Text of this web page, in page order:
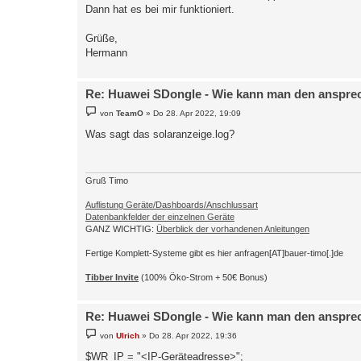
Dann hat es bei mir funktioniert.
Grüße,
Hermann
Re: Huawei SDongle - Wie kann man den
e
t
vonTeamO »Do 28. Apr 2022, 19:09
Was sagt das solaranzeige.log?
Gruß Timo
Auflistung Geräte/Dashboards/Anschlussart
Datenbankfelder der einzelnen Geräte
GANZ WICHTIG: Überblick der vorhandenen Anleitungen
Fertige Komplett-Systeme gibt es hier anfragen[AT]bauer-timo[.]de
Tibber Invite (100% Öko-Strom + 50€ Bonus)
Re: Huawei SDongle - Wie kann man den
e
vonUlrich »Do 28. Apr 2022, 19:36
$WR_IP = "<IP-Geräteadresse>";